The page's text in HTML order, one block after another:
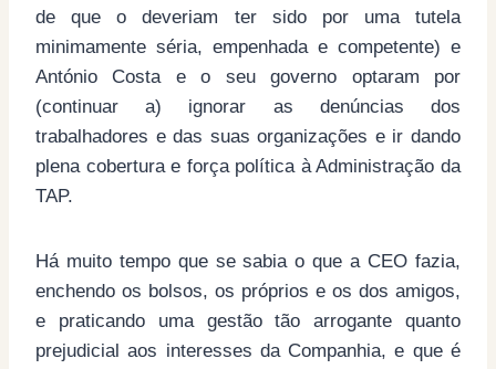
de que o deveriam ter sido por uma tutela
minimamente séria, empenhada e competente) e
António Costa e o seu governo optaram por
(continuar a) ignorar as denúncias dos
trabalhadores e das suas organizações e ir dando
plena cobertura e força política à Administração da
TAP.
Há muito tempo que se sabia o que a CEO fazia,
enchendo os bolsos, os próprios e os dos amigos,
e praticando uma gestão tão arrogante quanto
prejudicial aos interesses da Companhia, e que é